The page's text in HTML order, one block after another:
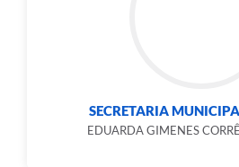
SECRETARIA
EDUARDA GIMENES